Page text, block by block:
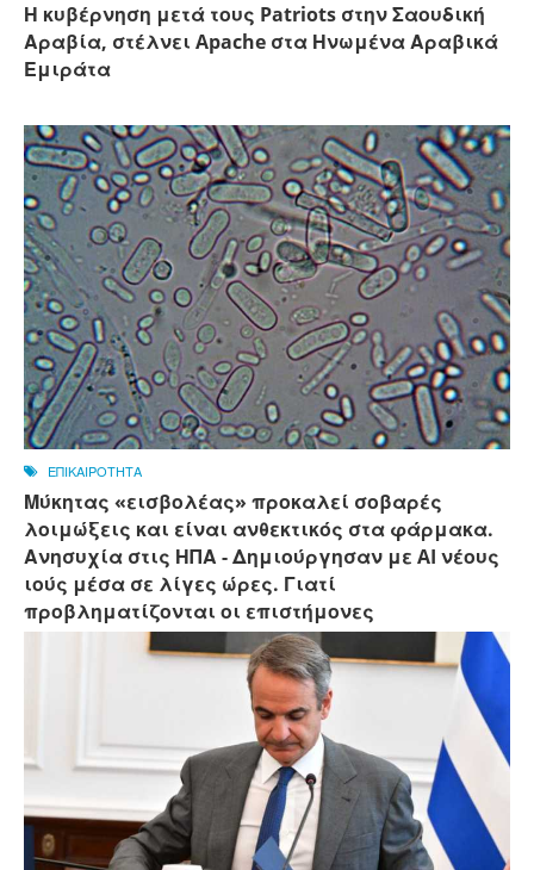
Η κυβέρνηση μετά τους Patriots στην Σαουδική
Αραβία, στέλνει Apache στα Ηνωμένα Αραβικά
Εμιράτα
ΕΠΙΚΑΙΡΟΤΗΤΑ
Μύκητας «εισβολέας» προκαλεί σοβαρές
λοιμώξεις και είναι ανθεκτικός στα φάρμακα.
Ανησυχία στις ΗΠΑ - Δημιούργησαν με AI νέους
ιούς μέσα σε λίγες ώρες. Γιατί
προβληματίζονται οι επιστήμονες